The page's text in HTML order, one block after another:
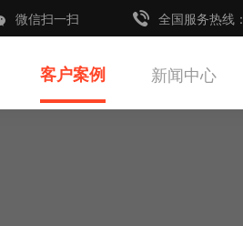
微信扫一扫 全国服务热线：
客户案例 新闻中心